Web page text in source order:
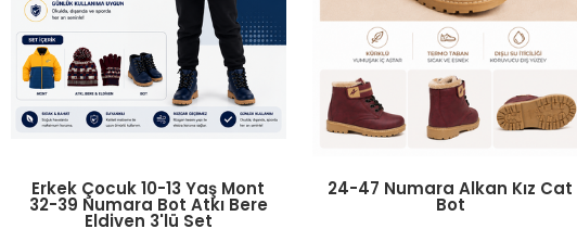
Erkek Çocuk 10-13 Yaş Mont
32-39 Numara Bot Atkı Bere
Eldiven 3'lü Set
24-47 Numara Alkan Kız Cat
Bot